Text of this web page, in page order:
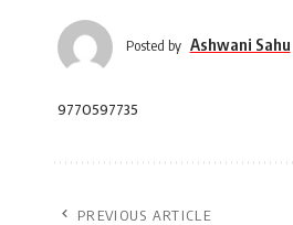
Posted by Ashwani Sahu
9770597735
PREVIOUS ARTICLE